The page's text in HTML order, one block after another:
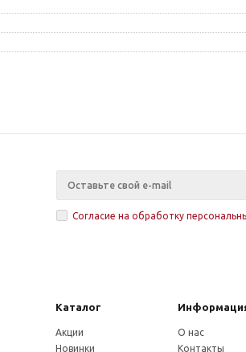
Согласие на обработку
Каталог
Акции
Новинки
О нас
Контакты